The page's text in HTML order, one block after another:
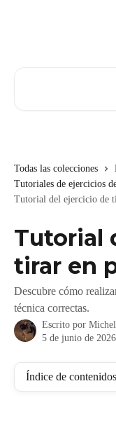
Todas las colecciones
Tutoriales de ejercicios
Tutorial del ejercicio de
Tutorial
tirar en
Descubre cómo
técnica correctas.
Escrito por
5 de junio de 2026
Índice de contenidos